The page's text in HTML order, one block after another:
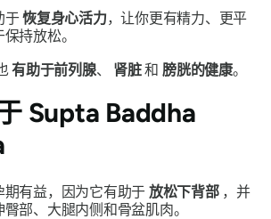
于恢复身心活力，让你更有精力、更平
持放松。
有助于前列腺、 肾脏和 膀胱的健康。
Supta Baddha
期有益，因为它有助于 放松下背部，并
部、大腿内侧和骨盆肌肉。